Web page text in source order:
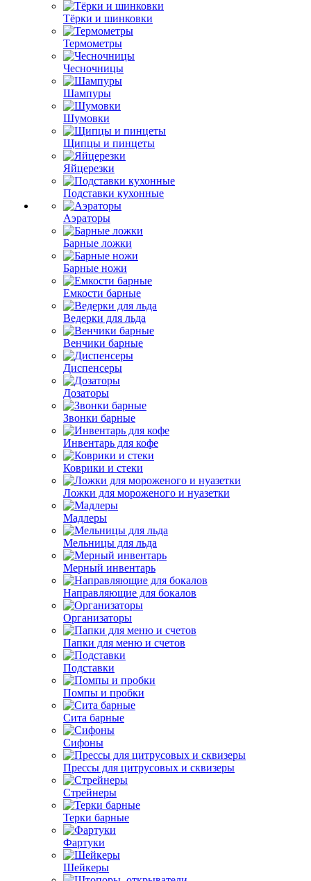
Тёрки и шинковки
Термометры
Чесночницы
Шампуры
Шумовки
Щипцы и пинцеты
Яйцерезки
Подставки кухонные
Аэраторы
Барные ложки
Барные ножи
Емкости барные
Ведерки для льда
Венчики барные
Диспенсеры
Дозаторы
Звонки барные
Инвентарь для кофе
Коврики и стеки
Ложки для мороженого и нуазетки
Мадлеры
Мельницы для льда
Мерный инвентарь
Направляющие для бокалов
Организаторы
Папки для меню и счетов
Подставки
Помпы и пробки
Сита барные
Сифоны
Прессы для цитрусовых и сквизеры
Стрейнеры
Терки барные
Фартуки
Шейкеры